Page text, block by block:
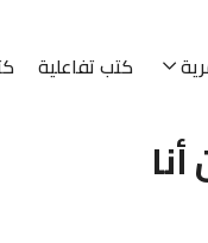
كتب تفاعلية